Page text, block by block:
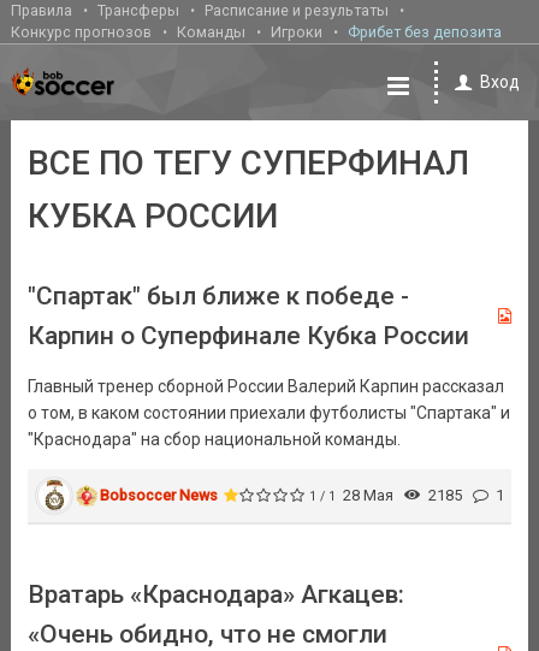
Правила Трансферы
Расписание и результаты
Конкурс прогнозов
Команды Игроки Фрибет без депозита
Вход
ВСЕ ПО ТЕГУ СУПЕРФИНАЛ
КУБКА РОССИИ
"Спартак" был ближе к победе -
Карпин о Суперфинале Кубка России
Главный тренер сборной России Валерий Карпин рассказал
о том, в каком состоянии приехали футболисты "Спартака" и
"Краснодара" на сбор национальной команды.
Bobsoccer News 1 / 1 28 Мая 2185 1
Вратарь «Краснодара» Агкацев:
«Очень обидно, что не смогли